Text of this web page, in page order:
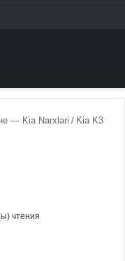
— Kia Narxlari / Kia K3
чтения